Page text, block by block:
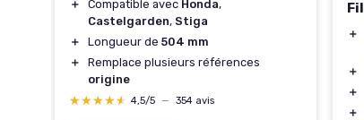
＋ Compatible avec Honda,
Castelgarden, Stiga
＋
Longueur de 504 mm
＋
Remplace plusieurs références
origine
★★★★★
★★★★★ 4,5/5 — 354 avis
＋
＋
＋
＋